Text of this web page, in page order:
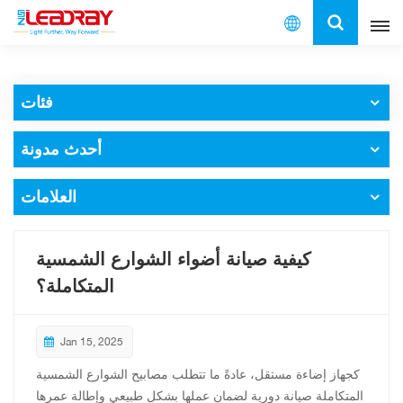
العربية
فئات
أحدث مدونة
العلامات
كيفية صيانة أضواء الشوارع الشمسية
المتكاملة؟
Jan 15, 2025
كجهاز إضاءة مستقل، عادةً ما تتطلب مصابيح الشوارع الشمسية
المتكاملة صيانة دورية لضمان عملها بشكل طبيعي وإطالة عمرها